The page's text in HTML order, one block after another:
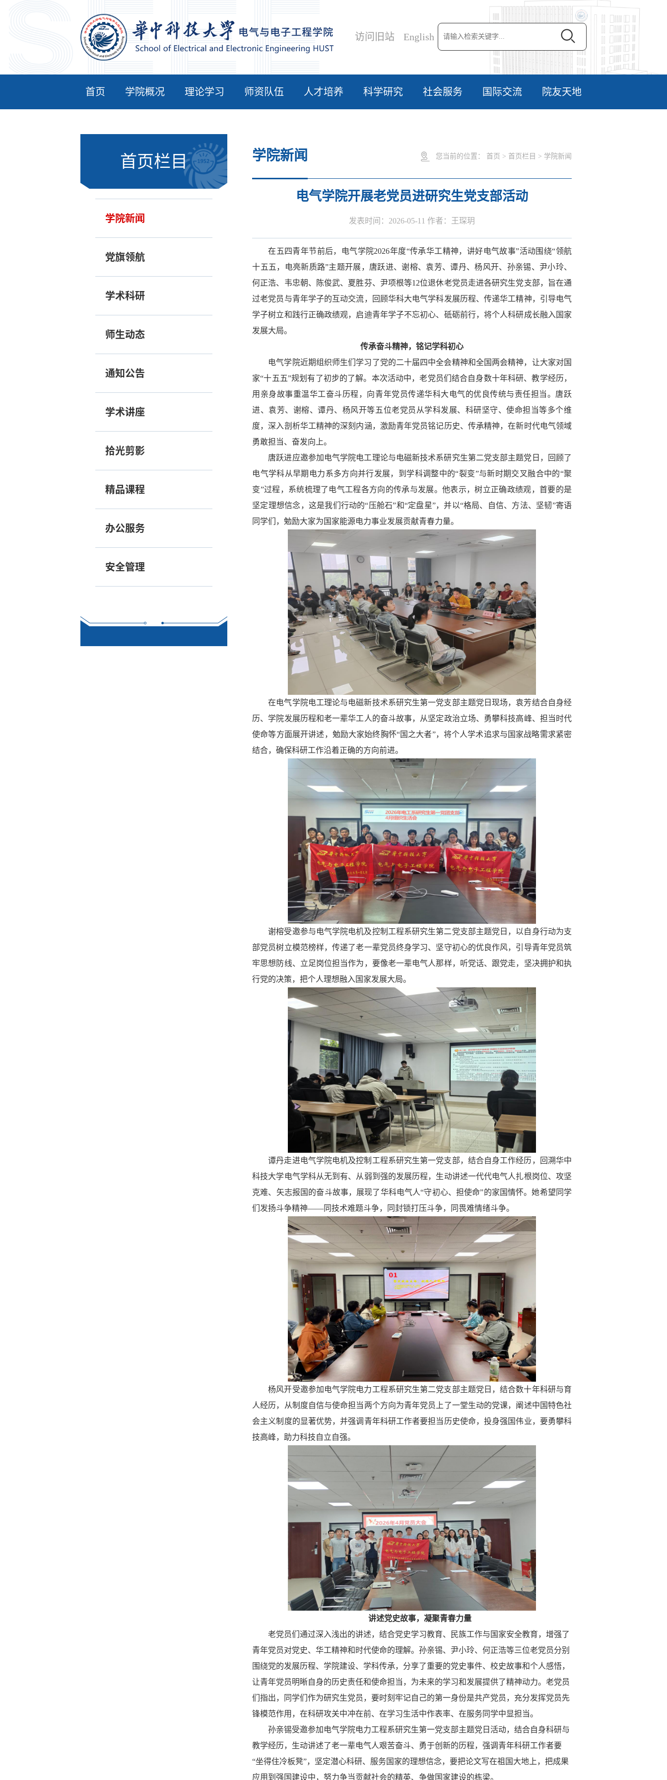
访问旧站 English
首页 学院概况 理论学习 师资队伍 人才培养 科学研究 社会服务 国际交流 院友天地
首页栏目
学院新闻
党旗领航
学术科研
师生动态
通知公告
学术讲座
拾光剪影
精品课程
办公服务
安全管理
学院新闻 您当前的位置： 首页 > 首页栏目 > 学院新闻
电气学院开展老党员进研究生党支部活动
发表时间：2026-05-11 作者：王琛玥
在五四青年节前后， 电气学院2026年度“传承华工精神，讲好电气故事”活动围绕“领航
十五五，电亮新质路”主题开展，唐跃进、谢榕、袁芳、谭丹、杨风开、孙亲锡、尹小玲、
何正浩、韦忠朝、陈俊武、夏胜芬、尹项根等12位退休老党员走进各研究生党支部，旨在通
过老党员与青年学子的互动交流，回顾华科大电气学科发展历程、传递华工精神，引导电气
学子树立和践行正确政绩观，启迪青年学子不忘初心、砥砺前行，将个人科研成长融入国家
发展大局。
传承奋斗精神，铭记学科初心
电气学院近期组织师生们学习了党的二十届四中全会精神和全国两会精神，让大家对国
家“十五五”规划有了初步的了解。本次活动中，老党员们结合自身数十年科研、教学经历，
用亲身故事重温华工奋斗历程，向青年党员传递华科大电气的优良传统与责任担当。唐跃
进、袁芳、谢榕、谭丹、杨风开等五位老党员从学科发展、科研坚守、使命担当等多个维
度，深入剖析华工精神的深刻内涵，激励青年党员铭记历史、传承精神，在新时代电气领域
勇敢担当、奋发向上。
唐跃进应邀参加电气学院电工理论与电磁新技术系研究生第二党支部主题党日，回顾了
电气学科从早期电力系多方向并行发展，到学科调整中的“裂变”与新时期交叉融合中的“聚
变”过程，系统梳理了电气工程各方向的传承与发展。他表示，树立正确政绩观，首要的是
坚定理想信念，这是我们行动的“压舱石”和“定盘星”，并以“格局、自信、方法、坚韧”寄语
同学们，勉励大家为国家能源电力事业发展贡献青春力量。
在电气学院电工理论与电磁新技术系研究生第一党支部主题党日现场，袁芳结合自身经
历、学院发展历程和老一辈华工人的奋斗故事，从坚定政治立场、勇攀科技高峰、担当时代
使命等方面展开讲述，勉励大家始终胸怀“国之大者”，将个人学术追求与国家战略需求紧密
结合，确保科研工作沿着正确的方向前进。
谢榕受邀参与电气学院电机及控制工程系研究生第二党支部主题党日，以自身行动为支
部党员树立模范榜样，传递了老一辈党员终身学习、坚守初心的优良作风，引导青年党员筑
牢思想防线、立足岗位担当作为 ， 要像老一辈电气人那样，听党话、跟党走，坚决拥护和执
行党的决策，把个人理想融入国家发展大局。
谭丹走进电气学院电机及控制工程系研究生第一党支部，结合自身工作经历，回溯华中
科技大学电气学科从无到有、从弱到强的发展历程，生动讲述一代代电气人扎根岗位、攻坚
克难、矢志报国的奋斗故事，展现了华科电气人“守初心、担使命”的家国情怀。她希望 同学
们 发扬斗争精神——同技术难题斗争，同封锁打压斗争，同畏难情绪斗争。
杨风开受邀参加电气学院电力工程系研究生第二党支部主题党日，结合数十年科研与育
人经历，从制度自信与使命担当两个方向为青年党员上了一堂生动的党课，阐述中国特色社
会主义制度的显著优势，并强调青年科研工作者要担当历史使命，投身强国伟业， 要勇攀科
技高峰，助力科技自立自强。
讲述党史故事，凝聚青春力量
老党员们通过深入浅出的讲述，结合党史学习教育、民族工作与国家安全教育，增强了
青年党员对党史、华工精神和时代使命的理解。孙亲锡、尹小玲、何正浩等三位老党员分别
围绕党的发展历程、学院建设、学科传承，分享了重要的党史事件、校史故事和个人感悟，
让青年党员明晰自身的历史责任和使命担当，为未来的学习和发展提供了精神动力。老党员
们指出，同学们作为研究生党员，要时刻牢记自己的第一身份是共产党员，充分发挥党员先
锋模范作用，在科研攻关中冲在前、在学习生活中作表率、在服务同学中显担当。
孙亲锡受邀参加电气学院电力工程系研究生第一党支部主题党日活动，结合自身科研与
教学经历，生动讲述了老一辈电气人艰苦奋斗、勇于创新的历程，强调青年科研工作者要
“坐得住冷板凳”，坚定潜心科研、服务国家的理想信念，要把论文写在祖国大地上，把成果
应用到强国建设中，努力争当贡献社会的精英、争做国家建设的栋梁。